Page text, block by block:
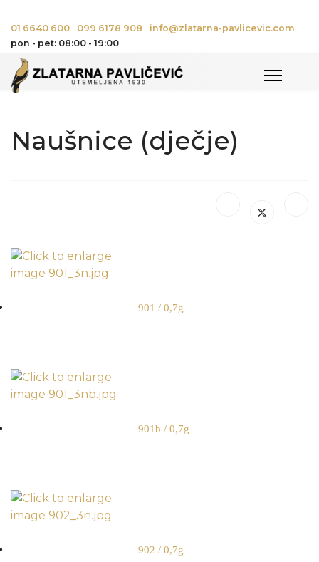
01 6640 600 099 6178 908
info@zlatarna-pavlicevic.com
pon - pet: 08:00 - 19:00
Naušnice (dječje)
901 / 0,7g
901b / 0,7g
902 / 0,7g